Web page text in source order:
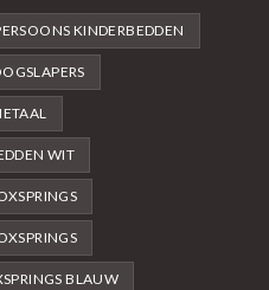
KINDERBEDDEN
WIT
BLAUW